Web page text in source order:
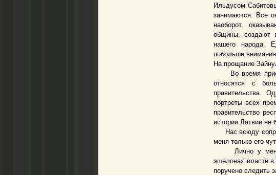
Ильдусом
занимаются. Все
наоборот,
общины, создают
нашего народа.
побольше
На прощание
Во время
относятся с
правительства.
портреты всех
правительство
истории Латвии не
Нас всюду
меня только его
Лично у меня
эшелонах власти в
поручено следить